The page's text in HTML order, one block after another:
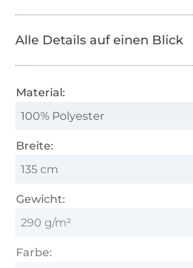
Alle Details auf einen Blick
Material:
100% Polyester
Breite:
135 cm
Gewicht:
290 g/m²
Farbe: